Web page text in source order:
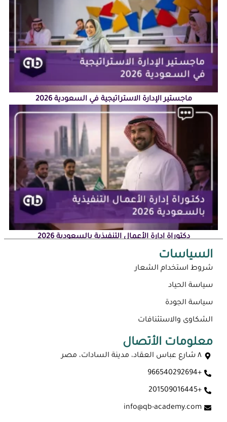
ماجستير الإدارة الاستراتيجية في السعودية 2026
دكتوراة إدارة الأعمال التنفيذية بالسعودية 2026
ماجستير عن بعد معتمد في السعودية 2026
السياسات
شروط استخدام الشعار
سياسة الحياد
سياسة الجودة
الشكاوى والاستئنافات
معلومات الأتصال
٨ شارع عباس العقاد، مدينة السادات، مصر
+966540292694
+201509016445
info@qb-academy.com